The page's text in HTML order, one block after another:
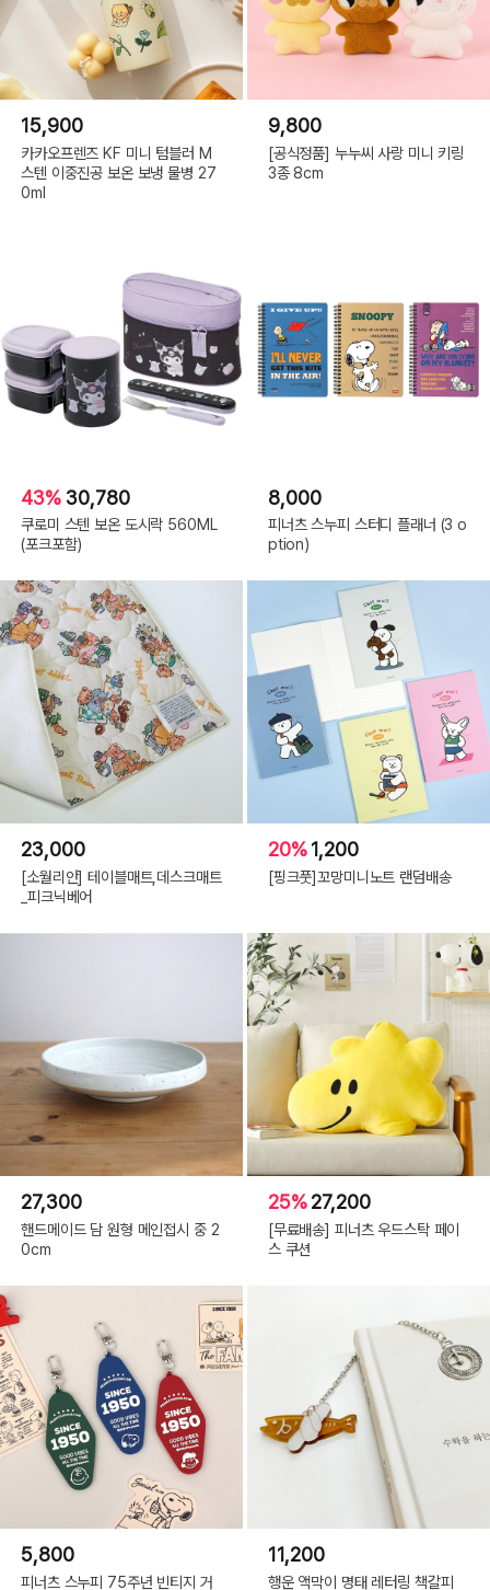
15,900
카카오프렌즈 KF 미니 텀블러 M
스텐 이중진공 보온 보냉 물병 27
0ml
9,800
[공식정품] 누누씨 사랑 미니 키링
3종 8cm
43% 30,780
쿠로미 스텐 보온 도시락 560ML
(포크포함)
8,000
피너츠 스누피 스터디 플래너 (3 o
ption)
23,000
[소월리안] 테이블매트,데스크매트
_피크닉베어
20%1,200
[핑크풋]꼬망미니노트 랜덤배송
27,300
핸드메이드 담 원형 메인접시 중 2
0cm
25%27,200
[무료배송] 피너츠 우드스탁 페이
스 쿠션
5,800
피너츠 스누피 75주년 빈티지 거
11,200
행운 액막이 명태 레터링 책갈피